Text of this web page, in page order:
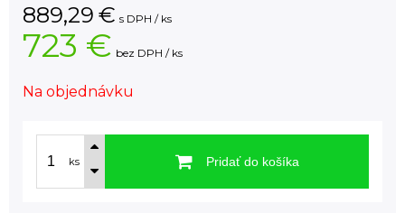
889,29 € s DPH / ks
723 € bez DPH / ks
Na objednávku
ks Pridať do košíka